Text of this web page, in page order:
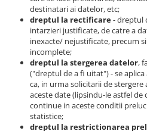
destinatari ai datelor, etc;
dreptul la rectificare- dreptul
intarzieri justificate, de catre a
inexacte/ nejustificate, precum
incomplete;
dreptul la stergerea datelor,
("dreptul de a fi uitat") - se
ca, in urma solicitarii de stergere
aceste date (lipsindu-le astfel de
continue in aceste conditii
statistice;
dreptul la restrictionarea